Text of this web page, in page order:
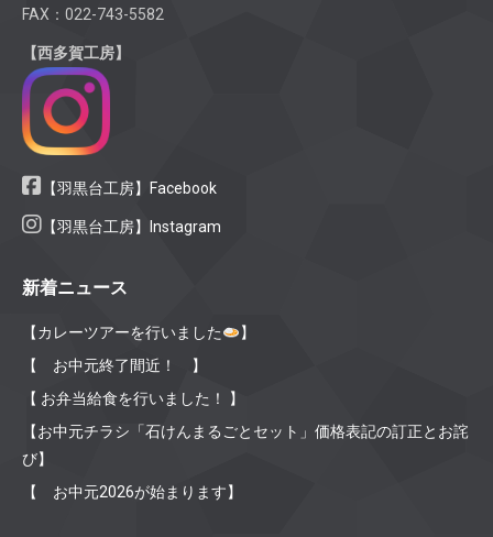
FAX：022-743-5582
【西多賀工房】
【羽黒台工房】Facebook
【羽黒台工房】Instagram
新着ニュース
【カレーツアーを行いました
】
【 お中元終了間近！ 】
【 お弁当給食を行いました！ 】
【お中元チラシ「石けんまるごとセット」価格表記の訂正とお詫
び】
【 お中元2026が始まります】